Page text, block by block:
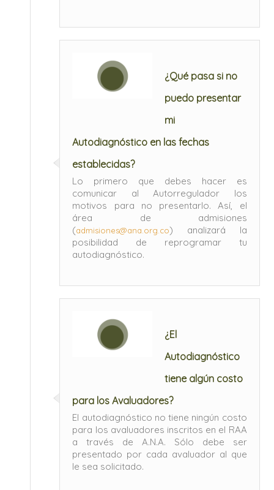
¿Qué pasa si no
puedo presentar
mi
Autodiagnóstico en las fechas
establecidas?
Lo primero que debes hacer es
comunicar al Autorregulador los
motivos para no presentarlo. Así, el
área de admisiones
(admisiones@ana.org.co) analizará la
posibilidad de reprogramar tu
autodiagnóstico.
¿El
Autodiagnóstico
tiene algún costo
para los Avaluadores?
El autodiagnóstico no tiene ningún costo
para los avaluadores inscritos en el RAA
a través de A.N.A. Sólo debe ser
presentado por cada avaluador al que
le sea solicitado.